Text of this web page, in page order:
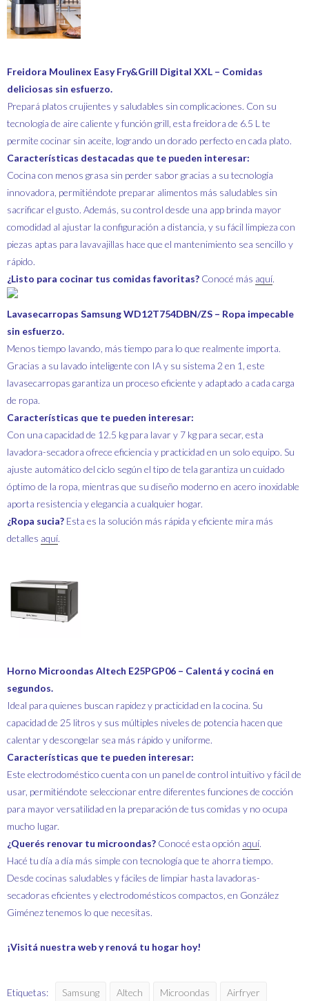
Freidora Moulinex Easy Fry&Grill Digital XXL – Comidas
deliciosas sin esfuerzo.
Prepará platos crujientes y saludables sin complicaciones. Con su
tecnología de aire caliente y función grill, esta freidora de 6.5 L te
permite cocinar sin aceite, logrando un dorado perfecto en cada plato.
Características destacadas que te pueden interesar:
Cocina con menos grasa sin perder sabor gracias a su tecnología
innovadora, permitiéndote preparar alimentos más saludables sin
sacrificar el gusto. Además, su control desde una app brinda mayor
comodidad al ajustar la configuración a distancia, y su fácil limpieza con
piezas aptas para lavavajillas hace que el mantenimiento sea sencillo y
rápido.
¿Listo para cocinar tus comidas favoritas? Conocé más aquí.
Lavasecarropas Samsung WD12T754DBN/ZS – Ropa impecable
sin esfuerzo.
Menos tiempo lavando, más tiempo para lo que realmente importa.
Gracias a su lavado inteligente con IA y su sistema 2 en 1, este
lavasecarropas garantiza un proceso eficiente y adaptado a cada carga
de ropa.
Características que te pueden interesar:
Con una capacidad de 12.5 kg para lavar y 7 kg para secar, esta
lavadora-secadora ofrece eficiencia y practicidad en un solo equipo. Su
ajuste automático del ciclo según el tipo de tela garantiza un cuidado
óptimo de la ropa, mientras que su diseño moderno en acero inoxidable
aporta resistencia y elegancia a cualquier hogar.
¿Ropa sucia? Esta es la solución más rápida y eficiente mira más
detalles aquí.
Horno Microondas Altech E25PGP06 – Calentá y cociná en
segundos.
Ideal para quienes buscan rapidez y practicidad en la cocina. Su
capacidad de 25 litros y sus múltiples niveles de potencia hacen que
calentar y descongelar sea más rápido y uniforme.
Características que te pueden interesar:
Este electrodoméstico cuenta con un panel de control intuitivo y fácil de
usar, permitiéndote seleccionar entre diferentes funciones de cocción
para mayor versatilidad en la preparación de tus comidas y no ocupa
mucho lugar.
¿Querés renovar tu microondas? Conocé esta opción aquí.
Hacé tu día a día más simple con tecnología que te ahorra tiempo.
Desde cocinas saludables y fáciles de limpiar hasta lavadoras-
secadoras eficientes y electrodomésticos compactos, en González
Giménez tenemos lo que necesitas.
¡Visitá nuestra web y renová tu hogar hoy!
Etiquetas: Samsung Altech Microondas Airfryer